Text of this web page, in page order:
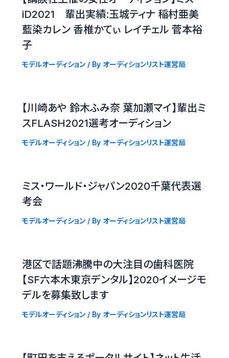
iD2021 輩出実績:玉城ティナ 稲村亜美
藍染カレン 香椎かてぃ レイチェル 菅本裕
子
モデルオーディション/ By オーディションリスト運営局
【川崎あや 鈴木ふみ奈 葉加瀬マイ】輩出ミ
スFLASH2021選考オーディション
モデルオーディション/ By オーディションリスト運営局
ミス・ワールド・ジャパン2020千葉代表選
考会
モデルオーディション/ By オーディションリスト運営局
港区で話題沸騰中の大注目の歯科医院
【SF六本木東京デンタル】2020イメージモ
デルを募集致します
モデルオーディション/ By オーディションリスト運営局